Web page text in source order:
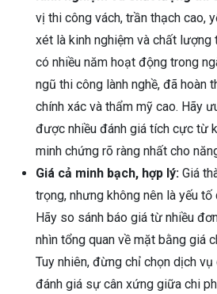
vị thi công vách, trần thạch cao,
xét là kinh nghiệm và chất lượng
có nhiều năm hoạt động trong
ngũ thi công lành nghề, đã hoàn
chính xác và thẩm mỹ cao. Hãy
được nhiều đánh giá tích cực từ
minh chứng rõ ràng nhất cho
Giá cả minh bạch, hợp lý: Giá
trọng, nhưng không nên là yếu tố
Hãy so sánh báo giá từ nhiều
nhìn tổng quan về mặt bằng giá
Tuy nhiên, đừng chỉ chọn dịch
đánh giá sự cân xứng giữa chi